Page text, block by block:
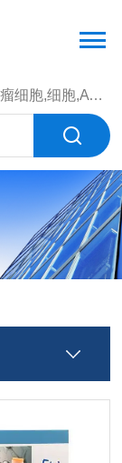
控菌种，微生物菌种，菌株，菌种